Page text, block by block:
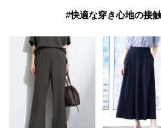
#快適な穿き心地の接